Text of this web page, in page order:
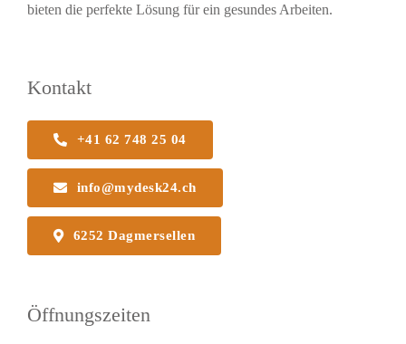
bieten die perfekte Lösung für ein gesundes Arbeiten.
Kontakt
+41 62 748 25 04
info@mydesk24.ch
6252 Dagmersellen
Öffnungszeiten